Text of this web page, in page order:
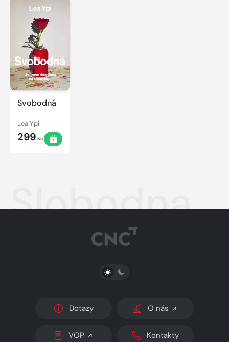
Svobodná
Lea Ypi
299 Kč
Slobodna
PŘEPNOUT SVĚTLÝ/TMAVÝ REŽIM
Dotazy O nás
VOP Kontakty